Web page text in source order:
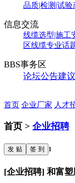
品质|检测|试验
信息交流
线缆选型|施工
区线缆专业话
BBS事务区
论坛公告建
首页 企业厂家 人才
首页 > 企业招聘
发 贴 签 到 1
[企业招聘] 和富塑